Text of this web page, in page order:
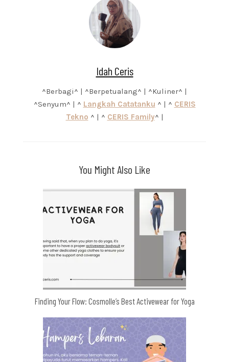
Idah Ceris
^Berbagi^ | ^Berpetualang^ | ^Kuliner^ |
^Senyum^ | ^ Langkah Catatanku ^ | ^ CERIS
Tekno ^ | ^ CERIS Family^ |
You Might Also Like
Finding Your Flow: Cosmolle’s Best Activewear for Yoga